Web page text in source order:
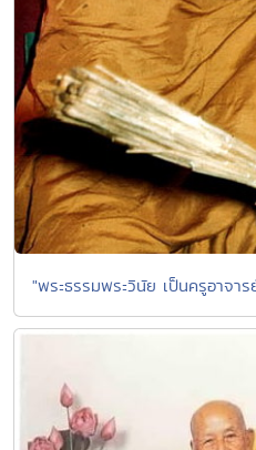
"พระธรรมพระวินัย เป็นครูอาจา